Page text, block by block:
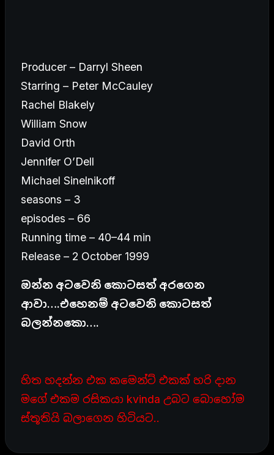
Producer – Darryl Sheen
Starring – Peter McCauley
Rachel Blakely
William Snow
David Orth
Jennifer O’Dell
Michael Sinelnikoff
seasons – 3
episodes – 66
Running time – 40–44 min
Release – 2 October 1999
ඔන්න අටවෙනි කොටසත් අරගෙන
ආවා….එහෙනම් අටවෙනි කොටසත්
බලන්නකො….
හිත හදන්න එක කමෙන්ට් එකක් හරි දාන
මගේ එකම රසිකයා kvinda උබට බොහෝම
ස්තූතියි බලාගෙන හිටියට..